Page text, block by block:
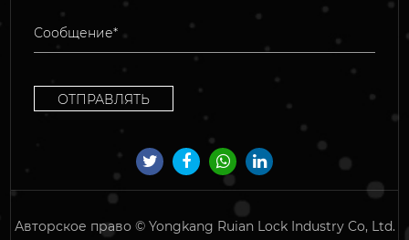
Авторское право © Yongkang Ruian Lock Industry Co, Ltd.